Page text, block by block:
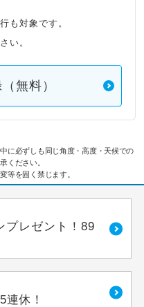
も対象です。
い。
無料）
に必ずしも同じ角度・高度・天候での
ください。
等を固く禁じます。
プレゼント！89
休！